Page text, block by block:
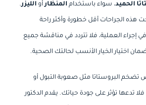
الحميد، سواء باستخدام المنظارأو الليزر.
هذه الجراحات أقل خطورة وأكثر راحة
إجراء العملية، فلا تتردد في مناقشة جميع
اختيار الخيار الأنسب لحالتك الصحية.
تضخم البروستاتا مثل صعوبة التبول أو
فلا تدعها تؤثر على جودة حياتك. يقدم الدكتور